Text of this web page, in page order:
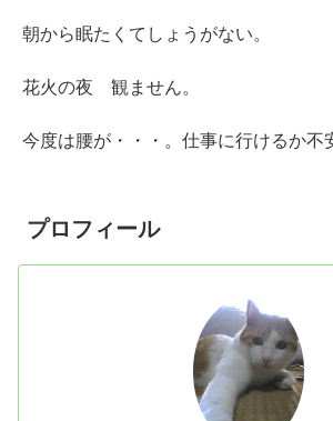
朝から眠たくてしょうがない。
花火の夜 観ません。
今度は腰が・・・。仕事に行けるか不
プロフィール